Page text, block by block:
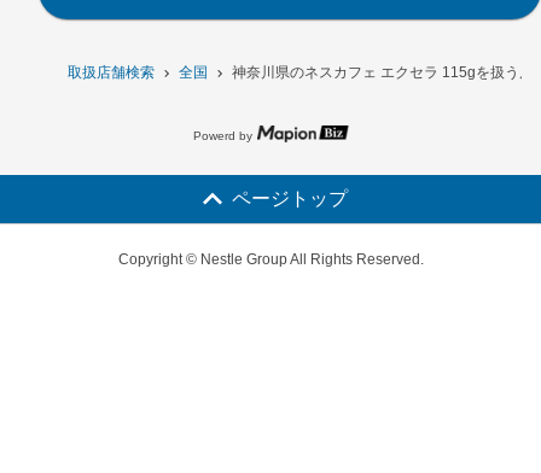
取扱店舗検索 全国 神奈川県のネスカフェ エクセラ 115gを扱う店
Powerd by
ページトップ
Copyright © Nestle Group All Rights Reserved.